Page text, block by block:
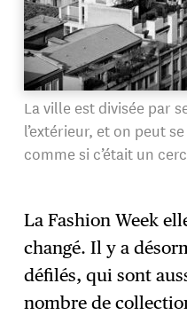
La ville est divisée par
l’extérieur, et on peut
comme si c’était un
La Fashion Week
changé. Il y a
défilés, qui sont
nombre de